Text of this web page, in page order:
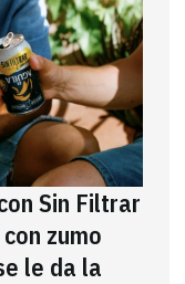
Sin Filtrar
zumo
le da la